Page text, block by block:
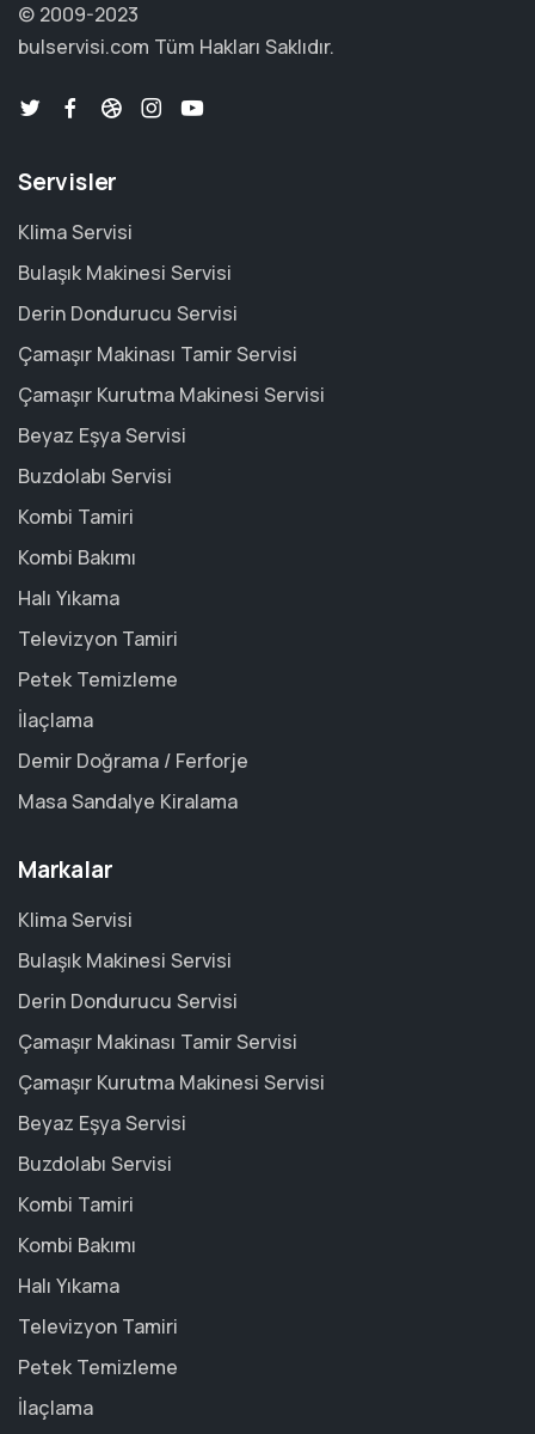
© 2009-2023
bulservisi.com Tüm Hakları Saklıdır.
Servisler
Klima Servisi
Bulaşık Makinesi Servisi
Derin Dondurucu Servisi
Çamaşır Makinası Tamir Servisi
Çamaşır Kurutma Makinesi Servisi
Beyaz Eşya Servisi
Buzdolabı Servisi
Kombi Tamiri
Kombi Bakımı
Halı Yıkama
Televizyon Tamiri
Petek Temizleme
İlaçlama
Demir Doğrama / Ferforje
Masa Sandalye Kiralama
Markalar
Klima Servisi
Bulaşık Makinesi Servisi
Derin Dondurucu Servisi
Çamaşır Makinası Tamir Servisi
Çamaşır Kurutma Makinesi Servisi
Beyaz Eşya Servisi
Buzdolabı Servisi
Kombi Tamiri
Kombi Bakımı
Halı Yıkama
Televizyon Tamiri
Petek Temizleme
İlaçlama